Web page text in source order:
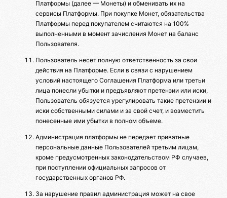
Платформы (далее — Монеты) и обменивать их на
сервисы Платформы. При покупке Монет, обязательства
Платформы перед покупателем считаются на 100%
выполненными в момент зачисления Монет на баланс
Пользователя.
Пользователь несет полную ответственность за свои
действия на Платформе. Если в связи с нарушением
условий настоящего Соглашения Платформа или третьи
лица понесли убытки и предъявляют претензии или иски,
Пользователь обязуется урегулировать такие претензии и
иски собственными силами и за свой счет, и возместить
понесенные ими убытки в полном объеме.
Администрация платформы не передает приватные
персональные данные Пользователей третьим лицам,
кроме предусмотренных законодательством РФ случаев,
при поступлении официальных запросов от
государственных органов РФ.
За нарушение правил администрация может на свое